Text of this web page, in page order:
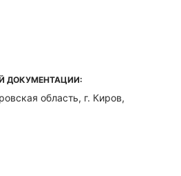
ДОКУМЕНТАЦИИ:
область, г. Киров,